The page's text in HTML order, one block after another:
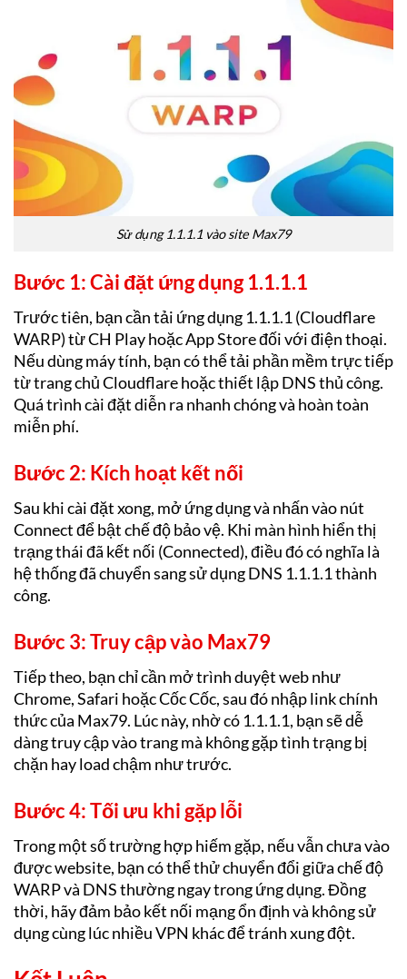
Sử dụng 1.1.1.1 vào site Max79
Bước 1: Cài đặt ứng dụng 1.1.1.1
Trước tiên, bạn cần tải ứng dụng 1.1.1.1 (Cloudflare
WARP) từ CH Play hoặc App Store đối với điện thoại.
Nếu dùng máy tính, bạn có thể tải phần mềm trực tiếp
từ trang chủ Cloudflare hoặc thiết lập DNS thủ công.
Quá trình cài đặt diễn ra nhanh chóng và hoàn toàn
miễn phí.
Bước 2: Kích hoạt kết nối
Sau khi cài đặt xong, mở ứng dụng và nhấn vào nút
Connect để bật chế độ bảo vệ. Khi màn hình hiển thị
trạng thái đã kết nối (Connected), điều đó có nghĩa là
hệ thống đã chuyển sang sử dụng DNS 1.1.1.1 thành
công.
Bước 3: Truy cập vào Max79
Tiếp theo, bạn chỉ cần mở trình duyệt web như
Chrome, Safari hoặc Cốc Cốc, sau đó nhập link chính
thức của Max79. Lúc này, nhờ có 1.1.1.1, bạn sẽ dễ
dàng truy cập vào trang mà không gặp tình trạng bị
chặn hay load chậm như trước.
Bước 4: Tối ưu khi gặp lỗi
Trong một số trường hợp hiếm gặp, nếu vẫn chưa vào
được website, bạn có thể thử chuyển đổi giữa chế độ
WARP và DNS thường ngay trong ứng dụng. Đồng
thời, hãy đảm bảo kết nối mạng ổn định và không sử
dụng cùng lúc nhiều VPN khác để tránh xung đột.